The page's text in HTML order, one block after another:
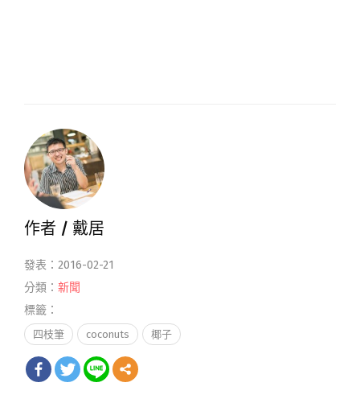
作者 / 戴居
發表：2016-02-21
分類： 新聞
標籤：
四枝筆 coconuts 椰子